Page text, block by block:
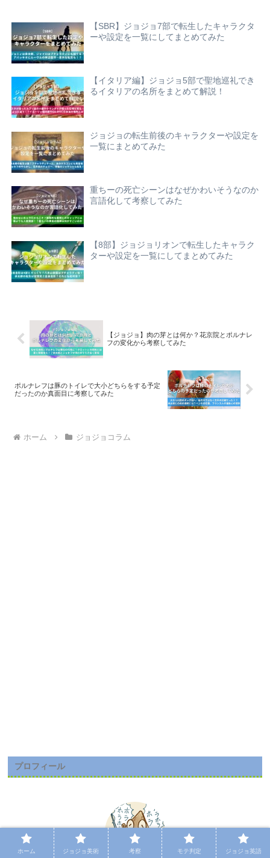
【SBR】ジョジョ7部で転生したキャラクタ
ーや設定を一覧にしてまとめてみた
【イタリア編】ジョジョ5部で聖地巡礼でき
るイタリアの名所をまとめて解説！
ジョジョの転生前後のキャラクターや設定を
一覧にまとめてみた
重ちーの死亡シーンはなぜかわいそうなのか
言語化して考察してみた
【8部】ジョジョリオンで転生したキャラク
ターや設定を一覧にしてまとめてみた
【ジョジョ】肉の芽とは何か？花京院とポルナレ
フの変化から考察してみた
ポルナレフは豚のトイレで大小どちらをする予定
だったのか真面目に考察してみた
ホーム ジョジョコラム
プロフィール
ホーム ジョジョ美術 考察 モテ判定 ジョジョ英語